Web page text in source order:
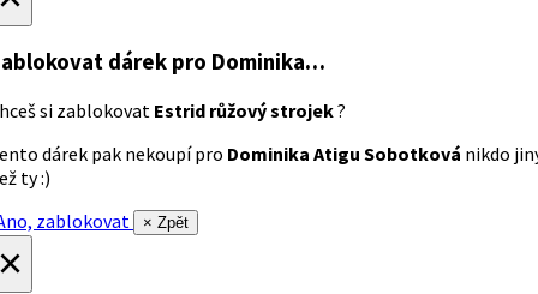
dárek pro Dominika…
si zablokovat Estrid růžový strojek?
dárek pak nekoupí pro Dominika Atigu Sobotková nikdo
ty :)
zablokovat
× Zpět